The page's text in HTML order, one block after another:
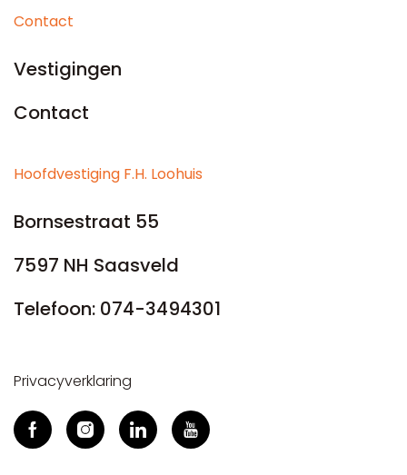
Contact
Vestigingen
Contact
Hoofdvestiging F.H. Loohuis
Bornsestraat 55
7597 NH Saasveld
Telefoon: 074-3494301
Privacyverklaring